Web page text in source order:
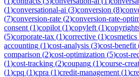
(1)conversational-ai (3)conversion (8)
(7)conversion-rate (2)conversion-rate-
consent (1)copilot (1)copyleft (1)
(5)corporate-tax (1)corrective (1)cosmetics
accounting (1)cost-analysis (3)cost-benefit
comparison (2)cost-optimization (5)cost-
(1)cost-tracking (2)coupang (1)course-
(1)cpq (1)cpra (1)credit-management (1)